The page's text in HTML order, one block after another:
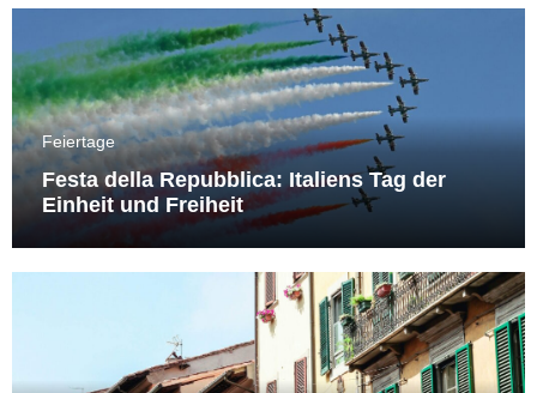
Feiertage
Festa della Repubblica: Italiens Tag der
Einheit und Freiheit